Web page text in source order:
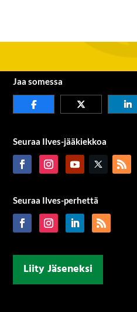
Jaa somessa
Seuraa Ilves-jääkiekkoa
Seuraa Ilves-perhettä
Liity Jäseneksi